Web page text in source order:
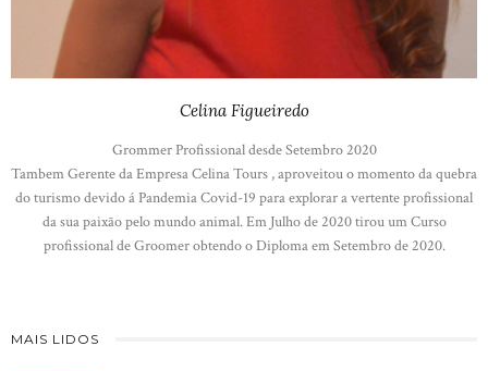
Celina Figueiredo
Grommer Profissional desde Setembro 2020
Tambem Gerente da Empresa Celina Tours , aproveitou o momento da quebra
do turismo devido á Pandemia Covid-19 para explorar a vertente profissional
da sua paixão pelo mundo animal. Em Julho de 2020 tirou um Curso
profissional de Groomer obtendo o Diploma em Setembro de 2020.
MAIS LIDOS